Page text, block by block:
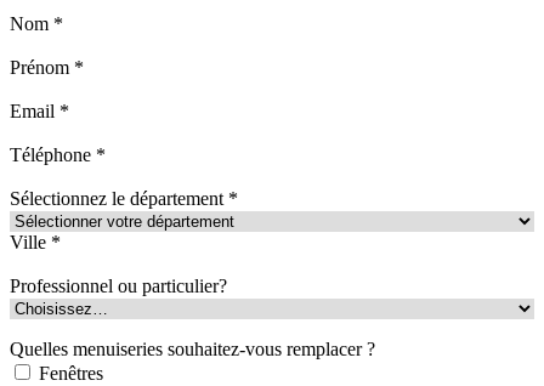
Nom *
Prénom *
Email *
Téléphone *
Sélectionnez le département *
Ville *
Professionnel ou particulier?
Quelles menuiseries souhaitez-vous remplacer ?
Fenêtres